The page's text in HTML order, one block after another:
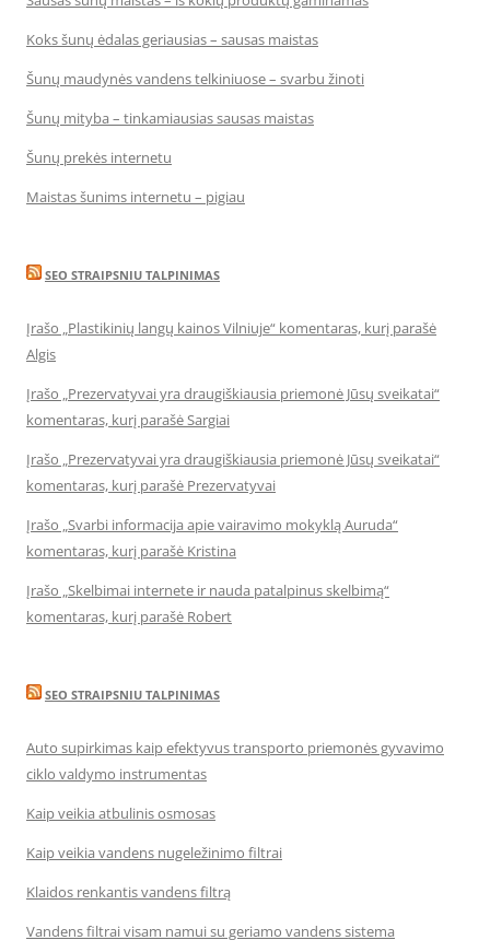
Koks šunų ėdalas geriausias – sausas maistas
Šunų maudynės vandens telkiniuose – svarbu žinoti
Šunų mityba – tinkamiausias sausas maistas
Šunų prekės internetu
Maistas šunims internetu – pigiau
SEO STRAIPSNIU TALPINIMAS
Įrašo „Plastikinių langų kainos Vilniuje“ komentaras, kurį parašė
Algis
Įrašo „Prezervatyvai yra draugiškiausia priemonė Jūsų sveikatai“
komentaras, kurį parašė Sargiai
Įrašo „Prezervatyvai yra draugiškiausia priemonė Jūsų sveikatai“
komentaras, kurį parašė Prezervatyvai
Įrašo „Svarbi informacija apie vairavimo mokyklą Auruda“
komentaras, kurį parašė Kristina
Įrašo „Skelbimai internete ir nauda patalpinus skelbimą“
komentaras, kurį parašė Robert
SEO STRAIPSNIU TALPINIMAS
Auto supirkimas kaip efektyvus transporto priemonės gyvavimo
ciklo valdymo instrumentas
Kaip veikia atbulinis osmosas
Kaip veikia vandens nugeležinimo filtrai
Klaidos renkantis vandens filtrą
Vandens filtrai visam namui su geriamo vandens sistema